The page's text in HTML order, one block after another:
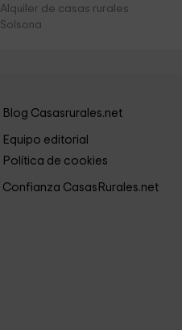
Alquiler de casas rurales
Solsona
Blog Casasrurales.net
Equipo editorial
Política de cookies
Confianza CasasRurales.net